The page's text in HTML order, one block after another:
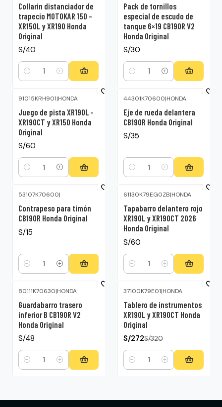
Collarin distanciador de
trapecio MOTOKAR 150 –
XR150L y XR190 Honda
Original
S/40
Cantidad
Pack de tornillos
especial de escudo de
tanque 6×19 CB190R V2
Honda Original
S/30
Cantidad
91015KRH901|HONDA
Juego de pista XR190L –
XR190CT y XR150 Honda
Original
S/60
Cantidad
44301K70600|HONDA
Eje de rueda delantera
CB190R Honda Original
S/35
Cantidad
53107K70600|
Contrapeso para timón
CB190R Honda Original
S/15
Cantidad
61130K79EG0ZB|HONDA
Tapabarro delantero rojo
XR190L y XR190CT 2026
Honda Original
S/60
Cantidad
80111K70630|HONDA
Guardabarro trasero
inferior B CB190R V2
Honda Original
S/48
Cantidad
37100K79E01|HONDA
Tablero de instrumentos
XR190L y XR190CT Honda
Original
S/272S/320
Cantidad